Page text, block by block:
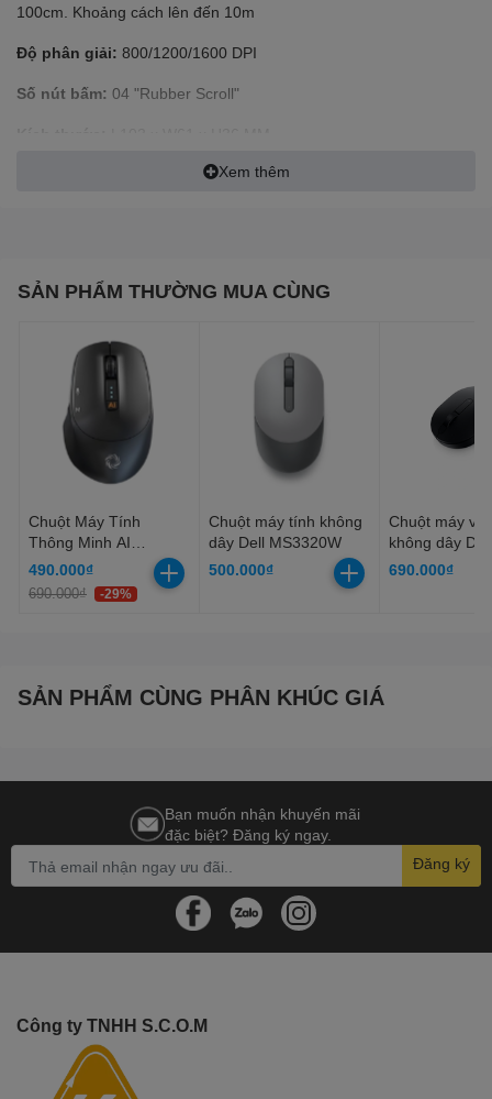
100cm. Khoảng cách lên đến 10m
Độ phân giải: 800/1200/1600 DPI
Số nút bấm: 04 "Rubber Scroll"
9mA/3.7V. 14500 T500mAh Lithium Mouse dùng công nghệ
Xem thêm
SẢN PHẨM THƯỜNG MUA CÙNG
Chuột Máy Tính
Thông Minh AI
COOLERPLUS CPM
A05
490.000₫
690.000₫ -29%
Chuột máy tính không
dây Dell MS3320W
500.000₫
Chuột máy vi
không dây
MS5120W
690.000₫
SẢN PHẨM CÙNG PHÂN KHÚC GIÁ
Bạn muốn nhận khuyến mãi
đặc biệt? Đăng ký ngay.
Đăng ký
Công ty TNHH S.C.O.M